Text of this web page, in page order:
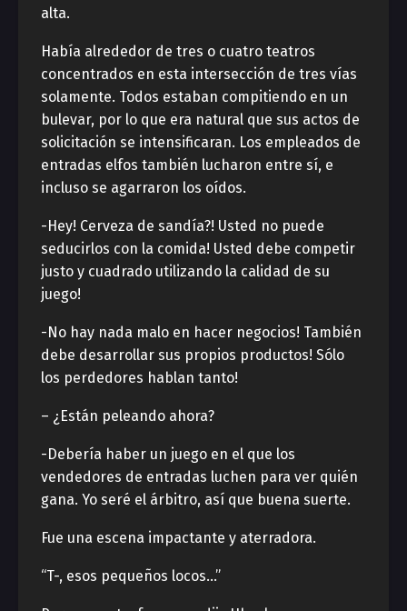
alta.
Había alrededor de tres o cuatro teatros
concentrados en esta intersección de tres vías
solamente. Todos estaban compitiendo en un
bulevar, por lo que era natural que sus actos de
solicitación se intensificaran. Los empleados de
entradas elfos también lucharon entre sí, e
incluso se agarraron los oídos.
-Hey! Cerveza de sandía?! Usted no puede
seducirlos con la comida! Usted debe competir
justo y cuadrado utilizando la calidad de su
juego!
-No hay nada malo en hacer negocios! También
debe desarrollar sus propios productos! Sólo
los perdedores hablan tanto!
– ¿Están peleando ahora?
-Debería haber un juego en el que los
vendedores de entradas luchen para ver quién
gana. Yo seré el árbitro, así que buena suerte.
Fue una escena impactante y aterradora.
“T-, esos pequeños locos…”